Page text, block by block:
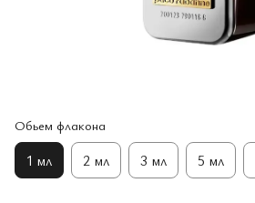
Обьем флакона
1 мл 2 мл 3 мл 5 мл